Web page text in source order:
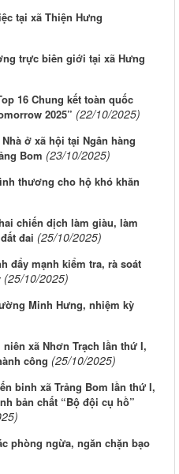
tại xã Thiện Hưng
trực biên giới tại xã Hưng
16 Chung kết toàn quốc
2025” (22/10/2025)
ở xã hội tại Ngân hàng
Bom (23/10/2025)
thương cho hộ khó khăn
chiến dịch làm giàu, làm
đai (25/10/2025)
đẩy mạnh kiểm tra, rà soát
(25/10/2025)
Minh Hưng, nhiệm kỳ
xã Nhơn Trạch lần thứ I,
công (25/10/2025)
binh xã Trảng Bom lần thứ I,
bản chất “Bộ đội cụ hồ”
phòng ngừa, ngăn chặn bạo